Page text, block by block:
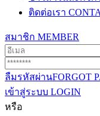
ติดต่อเรา
สมาชิก MEMBER
ลืมรหัสผ่านFORGOT
เข้าสู่ระบบ LOGIN
หรือ